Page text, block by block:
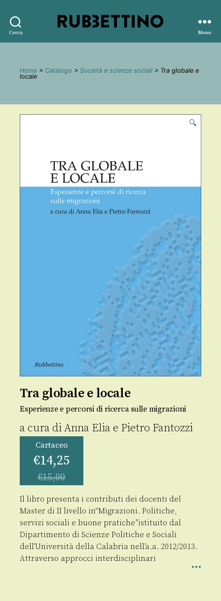
Cerca
editore
Menu
Home > Catalogo > Società e scienze sociali > Tra globale e
locale
🔍
Tra globale e locale
Esperienze e percorsi di ricerca sulle migrazioni
a cura diAnna Elia e Pietro Fantozzi
Cartaceo
€14,25
€15,00
Il libro presenta i contributi dei docenti del
Master di II livello in“Migrazioni. Politiche,
servizi sociali e buone pratiche”istituito dal
Dipartimento di Scienze Politiche e Sociali
dell’Università della Calabria nell’a.a. 2012/2013.
Attraverso approcci interdisciplinari